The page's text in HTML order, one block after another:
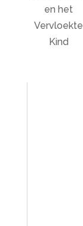
en het
Vervloekte
Kind